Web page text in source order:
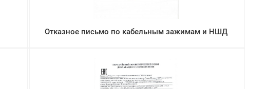
Отказное письмо по кабельным зажимам и НШД